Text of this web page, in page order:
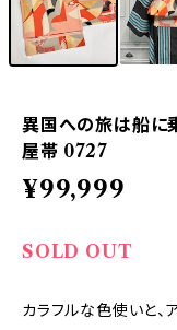
異国への旅は船に
屋帯 0727
¥99,999
SOLD OUT
カラフルな色使いと、